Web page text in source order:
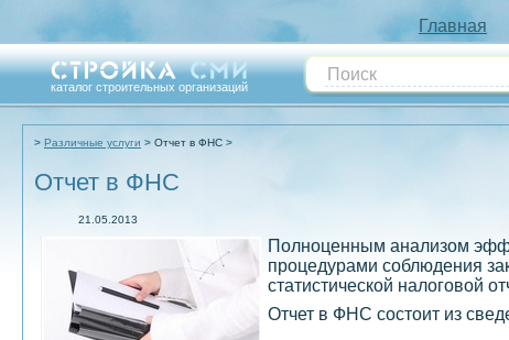
Главная
каталог строительных организаций
Различные услуги Отчет в ФНС
Отчет в ФНС
21.05.2013
Полноценным анализом
процедурами соблюдения
статистической налоговой
Отчет в ФНС состоит из